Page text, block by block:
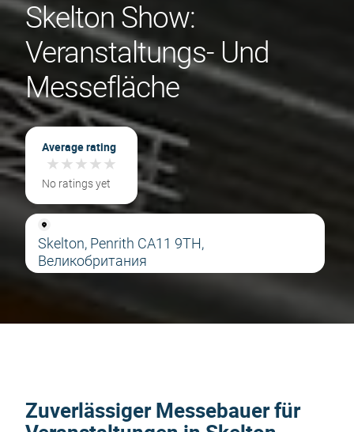
Skelton Show:
Veranstaltungs- Und
Messefläche
Average rating
★★★★★
★★★★★
No ratings yet
Skelton, Penrith CA11 9TH,
Великобритания
Zuverlässiger Messebauer für